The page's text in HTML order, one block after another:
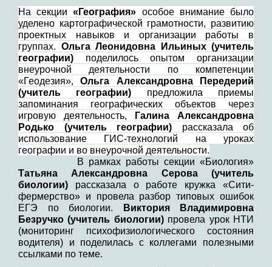
На секции«География» особое внимание было
уделено картографической грамотности, развитию
проектных навыков и организации работы в
группах. Ольга Леонидовна Ильиных (учитель
географии) поделилось опытом организации
внеурочной деятельности по компетенции
«Геодезия»,Ольга Александровна Передерий
(учитель географии) предложила приемы
запоминания географических объектов через
игровую деятельность, Галина Александровна
Родько (учитель географии) рассказала об
использование ГИС-технологий на уроках
географии и во внеурочной деятельности.
В рамках работы секции «Биология»
Татьяна Александровна
Серова (учитель
биологии) рассказала о работе кружка «Сити-
фермерство» и провела разбор типовых ошибок
ЕГЭ по биологии. Виктория Владимировна
Безручко (учитель биологии) провела урок НТИ
(мониторинг психофизиологического состояния
водителя) и поделилась с коллегами полезными
ссылками по теме.